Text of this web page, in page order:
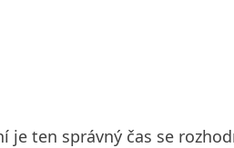
je ten správný čas se